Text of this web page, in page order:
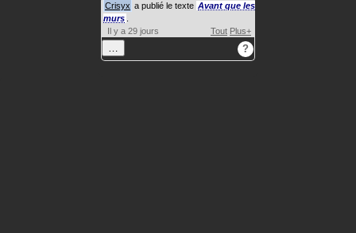
Crisyx a publié le texte Avant que les
murs
Il y a 29 jours
Tout Plus+
… ?